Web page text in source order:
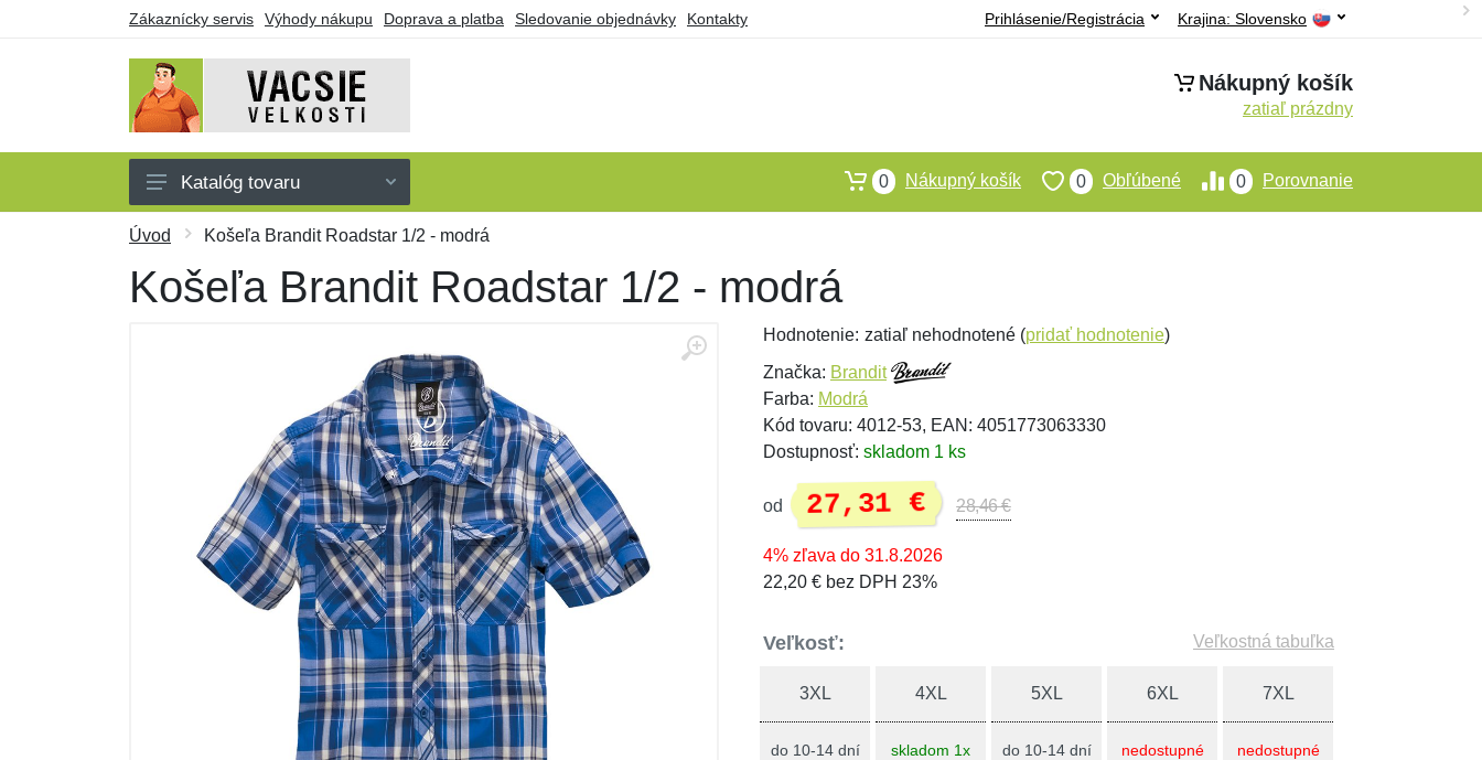
Zákaznícky servis Výhody nákupu Doprava a platba Sledovanie objednávky Kontakty Krajina: Slovensko
Prihlásenie/Registrácia
Nákupný košík
zatiaľ prázdny
Pánske
Dámske
Darčekové poukazy
Katalóg tovaru 0 Porovnanie
0 Obľúbené
0 Nákupný košík
Úvod Košeľa Brandit Roadstar 1/2 - modrá
Košeľa Brandit Roadstar 1/2 - modrá
Hodnotenie: zatiaľ nehodnotené (pridať hodnotenie)
Značka: Brandit
Farba: Modrá
Kód tovaru: 4012-53, EAN: 4051773063330
Dostupnosť: skladom 1 ks
od 27,31 € 28,46 €
4% zľava do 31.8.2026
22,20 € bez DPH 23%
Veľkosť: Veľkostná tabuľka
3XL
do 10-14 dní
4XL
skladom 1x
5XL
do 10-14 dní
6XL
nedostupné
7XL
nedostupné